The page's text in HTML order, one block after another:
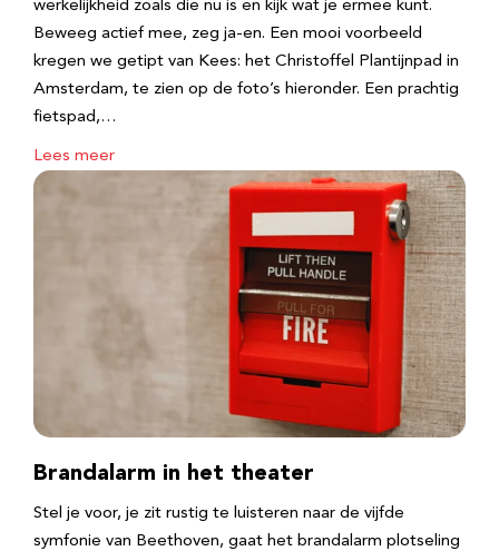
werkelijkheid zoals die nu is en kijk wat je ermee kunt.
Beweeg actief mee, zeg ja-en. Een mooi voorbeeld
kregen we getipt van Kees: het Christoffel Plantijnpad in
Amsterdam, te zien op de foto’s hieronder. Een prachtig
fietspad,…
Lees meer
Brandalarm in het theater
Stel je voor, je zit rustig te luisteren naar de vijfde
symfonie van Beethoven, gaat het brandalarm plotseling